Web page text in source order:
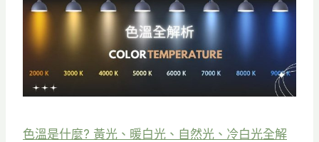
色溫是什麼? 黃光、暖白光、自然光、冷白光全解